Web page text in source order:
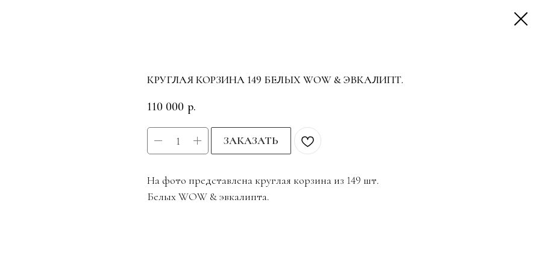
КРУГЛАЯ КОРЗИНА 149 БЕЛЫХ WOW & ЭВКАЛИПТ.
110 000 р.
ЗАКАЗАТЬ
На фото представлена круглая корзина из 149 шт.
Белых WOW & эвкалипта.